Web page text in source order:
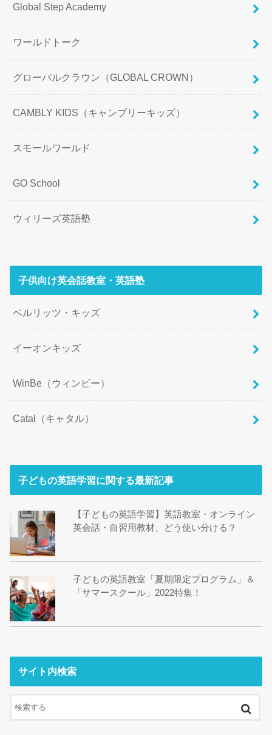
Global Step Academy
ワールドトーク
グローバルクラウン（GLOBAL CROWN）
CAMBLY KIDS（キャンブリーキッズ）
スモールワールド
GO School
ウィリーズ英語塾
子供向け英会話教室・英語塾
ベルリッツ・キッズ
イーオンキッズ
WinBe（ウィンビー）
Catal（キャタル）
子どもの英語学習に関する最新記事
【子どもの英語学習】英語教室・オンライン
英会話・自習用教材、どう使い分ける？
子どもの英語教室「夏期限定プログラム」＆
「サマースクール」2022特集！
サイト内検索